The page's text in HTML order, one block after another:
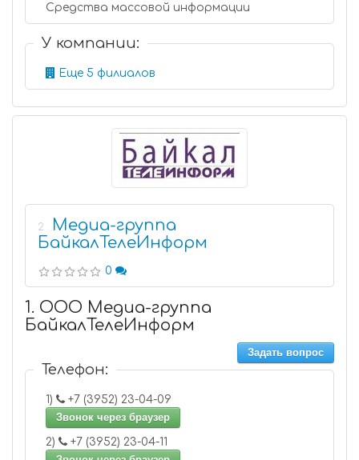
Средства массовой информации
У компании:
Еще 5 филиалов
2
Медиа-группа
БайкалТелеИнформ
0
1. ООО Медиа-группа
БайкалТелеИнформ
Задать вопрос
Телефон:
1)
+7 (3952) 23-04-09
Звонок через браузер
2)
+7 (3952) 23-04-11